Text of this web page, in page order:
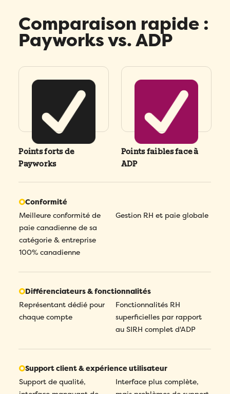
Comparaison rapide :
Payworks vs. ADP
Points forts de
Payworks
Points faibles face à
ADP
Conformité
Meilleure conformité de
paie canadienne de sa
catégorie & entreprise
100% canadienne
Gestion RH et paie globale
Différenciateurs & fonctionnalités
Représentant dédié pour
chaque compte
Fonctionnalités RH
superficielles par rapport
au SIRH complet d'ADP
Support client & expérience utilisateur
Support de qualité,
Interface plus complète,
Remplissez ce formulaire pour réserver
*
Nom *
Téléphone
Compagnie
Nombre d'employés
Remplissez ce formulaire pour réserver
votre place!
Email *
Nom
Téléphone *
Quel produit Folks vous intéresse le plus? *
Remplissez le formulaire ci-dessous
pour obtenir votre audit personnalisé!
Téléphone